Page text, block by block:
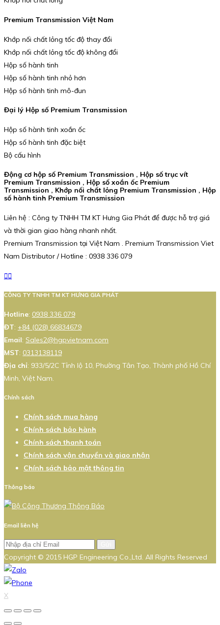
Premium Transmission Việt Nam
Khớp nối chất lỏng tốc độ thay đổi
Khớp nối chất lỏng tốc độ không đổi
Hộp số hành tinh
Hộp số hành tinh nhỏ hơn
Hộp số hành tinh mô-đun
Đại lý Hộp số Premium Transmission
Hộp số hành tinh xoắn ốc
Hộp số hành tinh đặc biệt
Bộ cấu hình
Động cơ hộp số Premium Transmission , Hộp số trục vít
Premium Transmission , Hộp số xoắn ốc Premium
Transmission , Khớp nối chất lỏng Premium Transmission , Hộp
số hành tinh Premium Transmission
Liên hệ : Công ty TNHH TM KT Hưng Gia Phát để được hỗ trợ giá
và thời gian giao hàng nhanh nhất.
Premium Transmission tại Việt Nam . Premium Transmission Viet
Nam Distributor / Hotline : 0938 336 079
CÔNG TY TNHH TM KT HƯNG GIA PHÁT
Hotline: 0938 336 079
ĐT: +84 (028) 66834679
Email: Sales2@hgpvietnam.com
MST: 0313138119
Địa chỉ: 933/5/2C Tỉnh lộ 10, Phường Tân Tạo, Thành phố Hồ Chí
Minh, Việt Nam.
Chính sách
Chính sách mua hàng
Chính sách bảo hành
Chính sách thanh toán
Chính sách vận chuyển và giao nhận
Chính sách bảo mật thông tin
Thông báo
Email liên hệ
Copyright © 2015 HGP Engineering Co.,Ltd. All Rights Reserved
X